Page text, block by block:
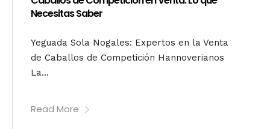
Necesitas Saber
Yeguada Sola Nogales: Expertos en la Venta
de Caballos de Competición Hannoverianos
La...
Read More